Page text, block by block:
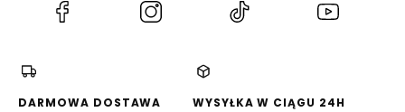
(Otwiera
nowej
(Otwiera
(Otwiera
DARMOWA DOSTAWA
WYSYŁKA W CIĄGU 24H